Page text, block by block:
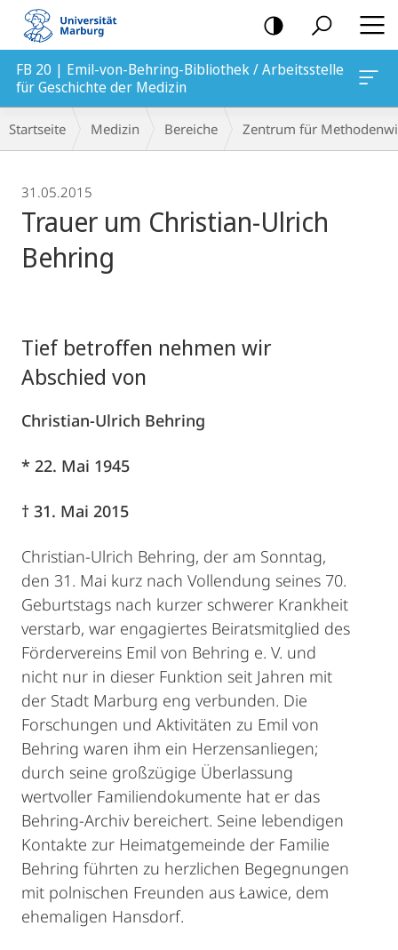
Mobile-
Navigation
FB 20 | Emil-von-Behring-Bibliothek / Arbeitsstelle
für Geschichte der Medizin
Breadcrumb-
Navigation
Startseite Medizin Bereiche Zentrum für
31.05.2015
Trauer um Christian-Ulrich
Behring
Tief betroffen nehmen wir
Abschied von
Christian-Ulrich Behring
* 22. Mai 1945
† 31. Mai 2015
Christian-Ulrich Behring, der am Sonntag,
den 31. Mai kurz nach Vollendung seines 70.
Geburtstags nach kurzer schwerer Krankheit
verstarb, war engagiertes Beiratsmitglied des
Fördervereins Emil von Behring e. V. und
nicht nur in dieser Funktion seit Jahren mit
der Stadt Marburg eng verbunden. Die
Forschungen und Aktivitäten zu Emil von
Behring waren ihm ein Herzensanliegen;
durch seine großzügige Überlassung
wertvoller Familiendokumente hat er das
Behring-Archiv bereichert. Seine lebendigen
Kontakte zur Heimatgemeinde der Familie
Behring führten zu herzlichen Begegnungen
mit polnischen Freunden aus Ławice, dem
ehemaligen Hansdorf.